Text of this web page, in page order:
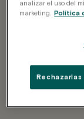
incluido
Nos
amueblado
Climatización
analizar el uso del
marketing. Política